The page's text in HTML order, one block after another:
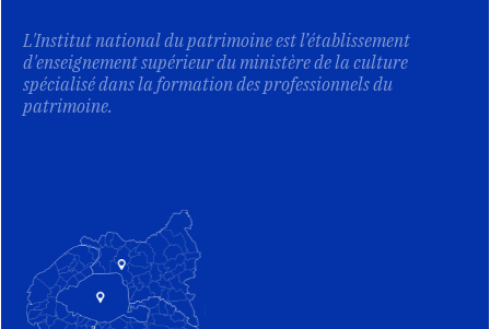
L'Institut national du patrimoine est l’établissement
d'enseignement supérieur du ministère de la culture
spécialisé dans la formation des professionnels du
patrimoine.